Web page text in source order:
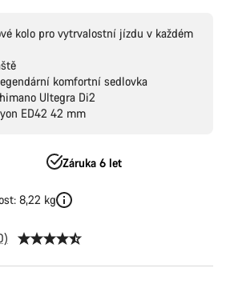
kolo pro vytrvalostní jízdu v každém
komfortní sedlovka
Ultegra Di2
ED42 42 mm
Záruka 6 let
8,22 kg